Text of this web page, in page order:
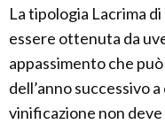
La tipologia Lacrima
essere ottenuta da
appassimento che
dell’anno successivo
vinificazione non